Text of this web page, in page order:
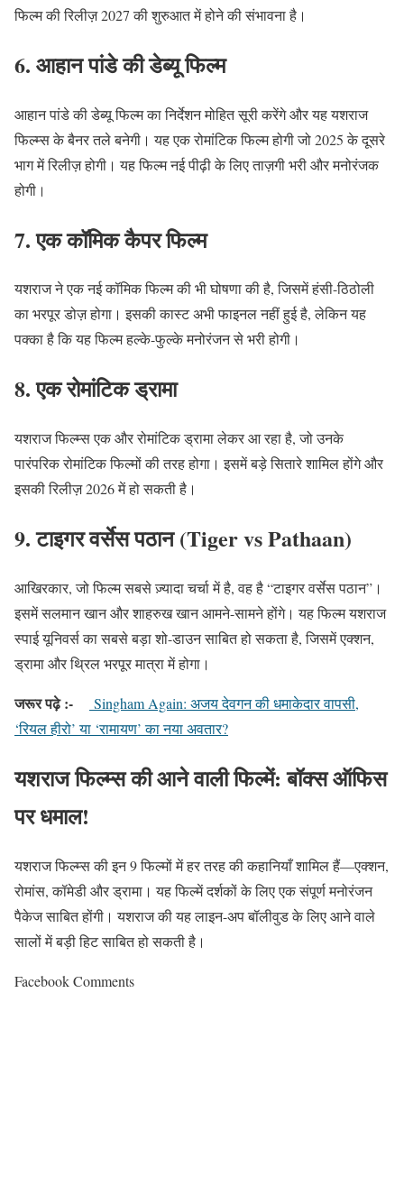
फिल्म की रिलीज़ 2027 की शुरुआत में होने की संभावना है।
6. आहान पांडे की डेब्यू फिल्म
आहान पांडे की डेब्यू फिल्म का निर्देशन मोहित सूरी करेंगे और यह यशराज
फिल्म्स के बैनर तले बनेगी। यह एक रोमांटिक फिल्म होगी जो 2025 के दूसरे
भाग में रिलीज़ होगी। यह फिल्म नई पीढ़ी के लिए ताज़गी भरी और मनोरंजक
होगी।
7. एक कॉमिक कैपर फिल्म
यशराज ने एक नई कॉमिक फिल्म की भी घोषणा की है, जिसमें हंसी-ठिठोली
का भरपूर डोज़ होगा। इसकी कास्ट अभी फाइनल नहीं हुई है, लेकिन यह
पक्का है कि यह फिल्म हल्के-फुल्के मनोरंजन से भरी होगी।
8. एक रोमांटिक ड्रामा
यशराज फिल्म्स एक और रोमांटिक ड्रामा लेकर आ रहा है, जो उनके
पारंपरिक रोमांटिक फिल्मों की तरह होगा। इसमें बड़े सितारे शामिल होंगे और
इसकी रिलीज़ 2026 में हो सकती है।
9. टाइगर वर्सेस पठान (Tiger vs Pathaan)
आखिरकार, जो फिल्म सबसे ज़्यादा चर्चा में है, वह है “टाइगर वर्सेस पठान”।
इसमें सलमान खान और शाहरुख खान आमने-सामने होंगे। यह फिल्म यशराज
स्पाई यूनिवर्स का सबसे बड़ा शो-डाउन साबित हो सकता है, जिसमें एक्शन,
ड्रामा और थ्रिल भरपूर मात्रा में होगा।
जरूर पढ़े :-
Singham Again: अजय देवगन की धमाकेदार वापसी,
‘रियल हीरो’ या ‘रामायण’ का नया अवतार?
यशराज फिल्म्स की आने वाली फिल्में: बॉक्स ऑफिस
पर धमाल!
यशराज फिल्म्स की इन 9 फिल्मों में हर तरह की कहानियाँ शामिल हैं—एक्शन,
रोमांस, कॉमेडी और ड्रामा। यह फिल्में दर्शकों के लिए एक संपूर्ण मनोरंजन
पैकेज साबित होंगी। यशराज की यह लाइन-अप बॉलीवुड के लिए आने वाले
सालों में बड़ी हिट साबित हो सकती है।
Facebook Comments